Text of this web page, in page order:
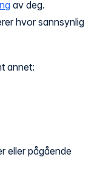
av deg.
hvor sannsynlig
annet:
eller pågående